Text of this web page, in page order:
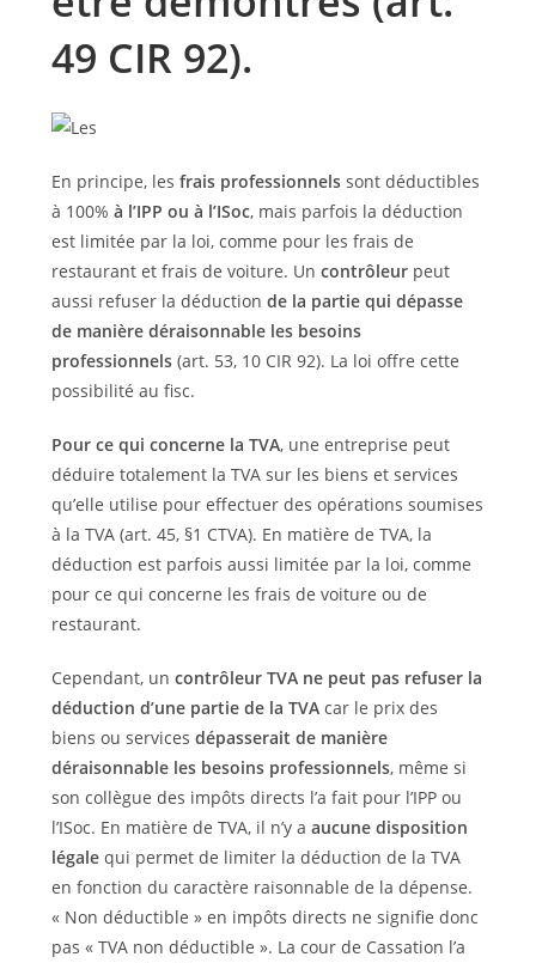
49 CIR 92).
En principe, les frais professionnelssont déductibles
à 100% à l’IPP ou à l’ISoc, mais parfois la déduction
est limitée par la loi, comme pour les frais de
restaurant et frais de voiture. Un contrôleurpeut
aussi refuser la déduction de la partie qui dépasse
de manière déraisonnable les besoins
professionnels (art. 53, 10 CIR 92). La loi offre cette
possibilité au fisc.
Pour ce qui concerne la TVA, une entreprise peut
déduire totalement la TVA sur les biens et services
qu’elle utilise pour effectuer des opérations soumises
à la TVA (art. 45, §1 CTVA). En matière de TVA, la
déduction est parfois aussi limitée par la loi, comme
pour ce qui concerne les frais de voiture ou de
restaurant.
Cependant, un contrôleur TVA ne peut pas refuser la
déduction d’une partie de la TVA car le prix des
biens ou services dépasserait de manière
déraisonnable les besoins professionnels, même si
son collègue des impôts directs l’a fait pour l’IPP ou
l’ISoc. En matière de TVA, il n’y a aucune disposition
légalequi permet de limiter la déduction de la TVA
en fonction du caractère raisonnable de la dépense.
« Non déductible » en impôts directs ne signifie donc
pas « TVA non déductible ». La cour de Cassation l’a